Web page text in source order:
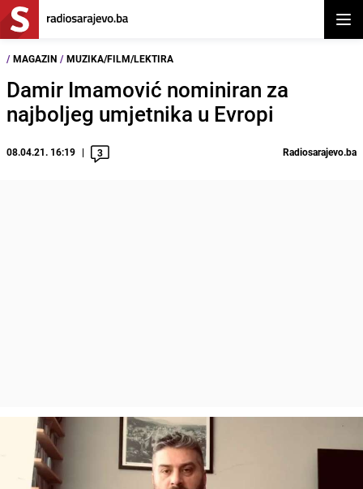
/ MAGAZIN / MUZIKA/FILM/LEKTIRA
Damir Imamović nominiran za
najboljeg umjetnika u Evropi
08.04.21. 16:19 3 Radiosarajevo.ba